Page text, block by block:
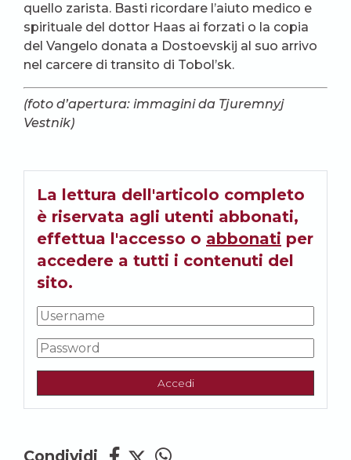
quello zarista. Basti ricordare l’aiuto medico e
spirituale del dottor Haas ai forzati o la copia
del Vangelo donata a Dostoevskij al suo arrivo
nel carcere di transito di Tobol’sk.
(foto d’apertura: immagini da Tjuremnyj
Vestnik)
La lettura dell'articolo completo
è riservata agli utenti abbonati,
effettua l'accesso o abbonati per
accedere a tutti i contenuti del
sito.
Accedi
Condividi